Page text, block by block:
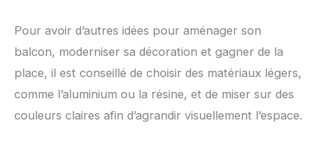
Pour avoir d’autres idées pour aménager son
balcon, moderniser sa décoration et gagner de la
place, il est conseillé de choisir des matériaux légers,
comme l’aluminium ou la résine, et de miser sur des
couleurs claires afin d’agrandir visuellement l’espace.